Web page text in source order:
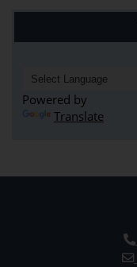
Powered by
Translate